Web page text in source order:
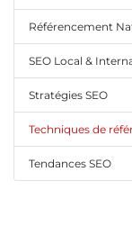
Référencement
SEO Local &
Stratégies SEO
Techniques de
Tendances SEO